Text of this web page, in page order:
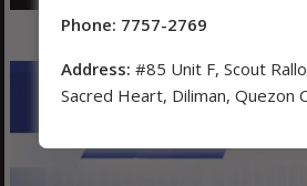
Phone: 7757-2769
Address: #85 Unit F, Scout
Sacred Heart, Diliman, Quezon